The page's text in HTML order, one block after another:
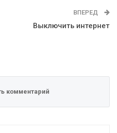
ВПЕРЕД
Выключить интернет
комментарий